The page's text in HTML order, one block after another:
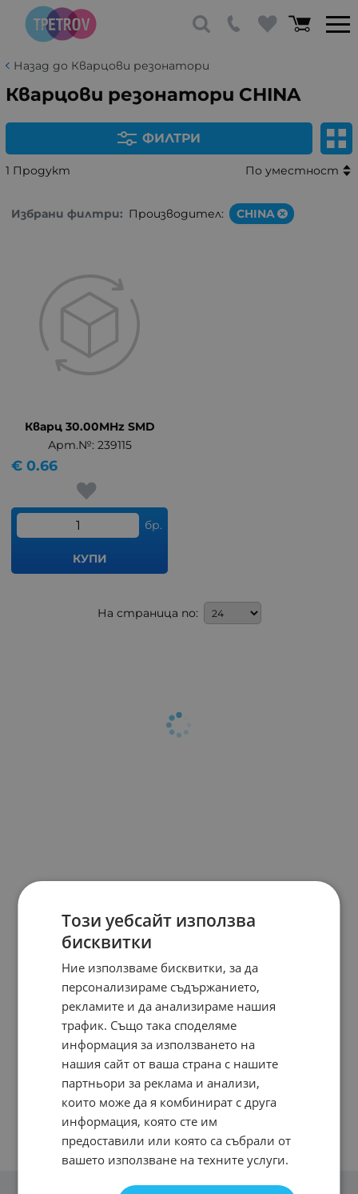
Назад до Кварцови резонатори
Кварцови резонатори CHINA
ФИЛТРИ
1 Продукт По уместност
Избрани филтри: Производител: CHINA
Кварц 30.00MHz SMD
Арт.№: 239115
0.66
€
бр.
КУПИ
На страница по:
Този уебсайт използва
бисквитки
Ние използваме бисквитки, за да
персонализираме съдържанието,
рекламите и да анализираме нашия
трафик. Също така споделяме
информация за използването на
нашия сайт от ваша страна с нашите
партньори за реклама и анализи,
които може да я комбинират с друга
информация, която сте им
предоставили или която са събрали от
вашето използване на техните услуги.